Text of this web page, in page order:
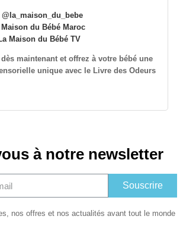
@la_maison_du_bebe
Maison du Bébé Maroc
Maison du Bébé TV
maintenant et offrez à votre bébé une
unique avec le Livre des Odeurs
à notre newsletter
Souscrire
nos offres et nos actualités avant tout le monde